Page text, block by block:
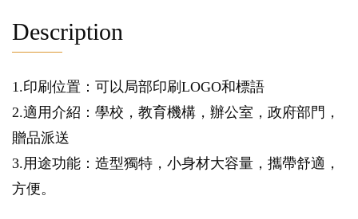
Description
1.印刷位置：可以局部印刷LOGO和標語
2.適用介紹：學校，教育機構，辦公室，政府部門，
贈品派送
3.用途功能：造型獨特，小身材大容量，攜帶舒適，
方便。